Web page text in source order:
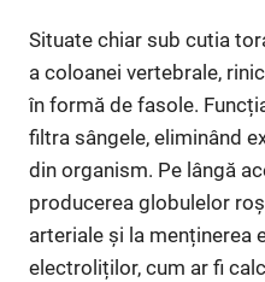
Situate chiar sub cutia
a coloanei vertebrale,
în formă de fasole.
filtra sângele, eliminând
din organism. Pe lângă
producerea globulelor
arteriale și la menținerea
electroliților, cum ar fi